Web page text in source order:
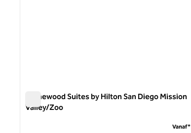
Homewood Suites by Hilton San Diego Mission
Valley/Zoo
Vanaf*